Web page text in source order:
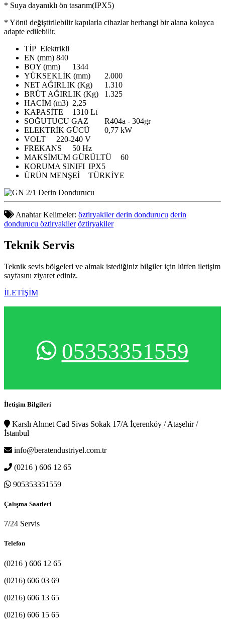
* Suya dayanıklı ön tasarım(IPX5)
* Yönü değiştirilebilir kapılarla cihazlar herhangi bir alana kolayca
adapte edilebilir.
TİP Elektrikli
EN (mm) 840
BOY (mm)
1344
YÜKSEKLİK (mm)
2.000
NET AĞIRLIK (Kg)
1.310
BRÜT AĞIRLIK (Kg)
1.325
HACİM (m3) 2,25
KAPASİTE
1310 Lt
SOĞUTUCU GAZ
R404a - 304gr
ELEKTRİK GÜCÜ
0,77 kW
VOLT
220-240 V
FREKANS
50 Hz
MAKSİMUM GÜRÜLTÜ
60
KORUMA SINIFI IPX5
ÜRÜN MENŞEİ
TÜRKİYE
Anahtar Kelimeler: öztiryakiler derin dondurucu derin
dondurucu öztiryakiler öztiryakiler
Teknik Servis
Teknik sevis bölgeleri ve almak istediğiniz bilgiler için lütfen iletişim
sayfasını ziyaret ediniz.
İLETİŞİM
05353351559
İletişim Bilgileri
Karslı Ahmet Cad Sivas Sokak 17/A İçerenköy / Ataşehir /
İstanbul
info@beratendustriyel.com.tr
(0216 ) 606 12 65
905353351559
Çalışma Saatleri
7/24 Servis
Telefon
(0216 ) 606 12 65
(0216) 606 03 69
(0216) 606 13 65
(0216) 606 15 65